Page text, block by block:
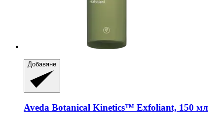
Добавяне
Aveda Botanical Kinetics™ Exfoliant, 150 мл